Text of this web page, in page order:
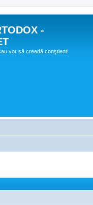
-
vor să creadă conştient!